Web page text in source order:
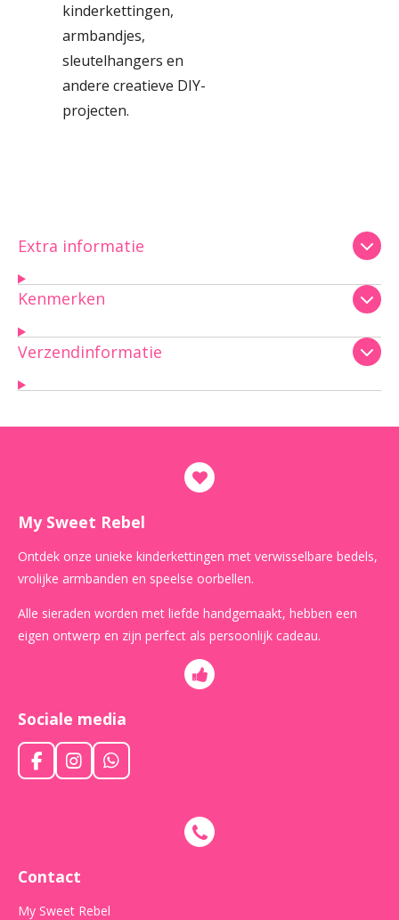
kinderkettingen,
armbandjes,
sleutelhangers en
andere creatieve DIY-
projecten.
Extra informatie
Kenmerken
Verzendinformatie
My Sweet Rebel
Ontdek onze unieke kinderkettingen met verwisselbare bedels,
vrolijke armbanden en speelse oorbellen.
Alle sieraden worden met liefde handgemaakt, hebben een
eigen ontwerp en zijn perfect als persoonlijk cadeau.
Sociale media
F
a
k
I
n
r
a
m
W
h
Contact
My Sweet Rebel